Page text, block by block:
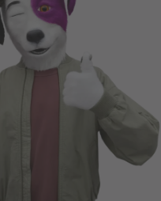
fino a max. CHF